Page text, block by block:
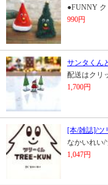
●FUNNY ク
990円
サンタくん
配送はクリ
1,700円
[本/雑誌]/ツ
なかいれい/
1,047円